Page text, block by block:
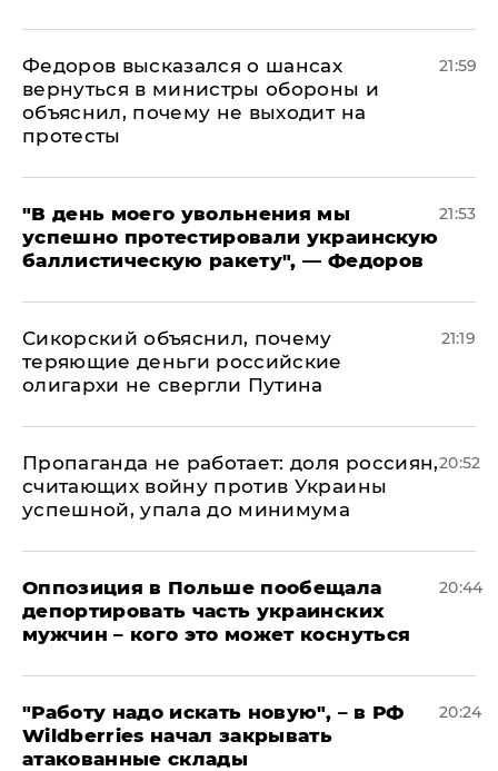
Федоров высказался о шансах
вернуться в министры обороны и
объяснил, почему не выходит на
протесты
21:59
​"В день моего увольнения мы
успешно протестировали украинскую
баллистическую ракету", — Федоров
21:53
Сикорский объяснил, почему
теряющие деньги российские
олигархи не свергли Путина
21:19
​Пропаганда не работает: доля россиян,
считающих войну против Украины
успешной, упала до минимума
20:52
Оппозиция в Польше пообещала
депортировать часть украинских
мужчин – кого это может коснуться
20:44
"Работу надо искать новую", – в РФ
Wildberries начал закрывать
атакованные склады
20:24